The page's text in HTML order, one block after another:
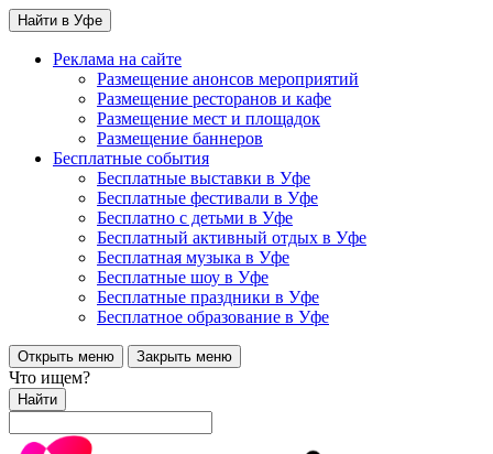
Найти в Уфе
Реклама на сайте
Размещение анонсов мероприятий
Размещение ресторанов и кафе
Размещение мест и площадок
Размещение баннеров
Бесплатные события
Бесплатные выставки в Уфе
Бесплатные фестивали в Уфе
Бесплатно с детьми в Уфе
Бесплатный активный отдых в Уфе
Бесплатная музыка в Уфе
Бесплатные шоу в Уфе
Бесплатные праздники в Уфе
Бесплатное образование в Уфе
Открыть меню Закрыть меню
Что ищем?
Найти